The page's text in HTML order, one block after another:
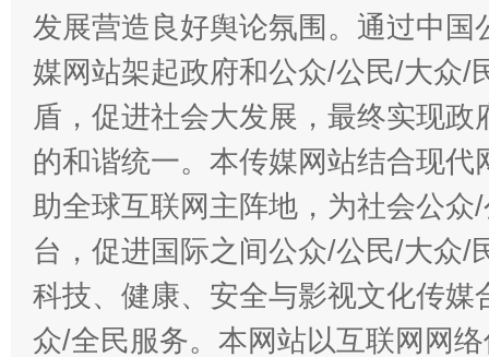
发展营造良好舆论氛围。通过中
媒网站架起政府和公众/公民/大众/
盾，促进社会大发展，最终实现
的和谐统一。本传媒网站结合现
助全球互联网主阵地，为社会公
台，促进国际之间公众/公民/大众/
科技、健康、安全与影视文化传
众/全民服务。本网站以互联网网